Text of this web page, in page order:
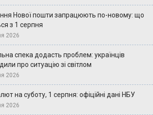
Нової пошти запрацюють по-новому: що
з 1 серпня
2026
спека додасть проблем: українців
про ситуацію зі світлом
2026
на суботу, 1 серпня: офіційні дані НБУ
2026